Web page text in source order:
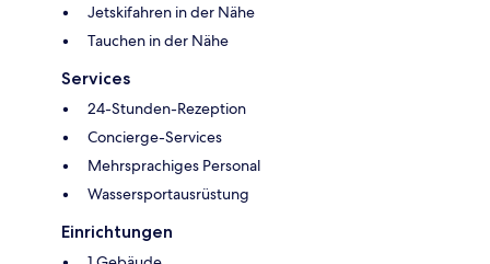
Jetskifahren in der Nähe
Tauchen in der Nähe
Services
24-Stunden-Rezeption
Concierge-Services
Mehrsprachiges Personal
Wassersportausrüstung
Einrichtungen